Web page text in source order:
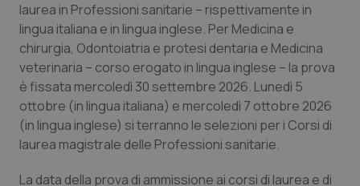
Liguria
Lombardia
Marche
Molise
Piemonte
Disturbi dell’umore
Dolore
Donna & Salute
Epatiti
HIV
laurea in Professioni sanitarie – rispettivamente in
lingua italiana e in lingua inglese. Per Medicina e
chirurgia, Odontoiatria e protesi dentaria e Medicina
veterinaria – corso erogato in lingua inglese – la prova
è fissata mercoledì 30 settembre 2026. Lunedì 5
ottobre (in lingua italiana) e mercoledì 7 ottobre 2026
(in lingua inglese) si terranno le selezioni per i Corsi di
laurea magistrale delle Professioni sanitarie.
La data della prova di ammissione ai corsi di laurea e di